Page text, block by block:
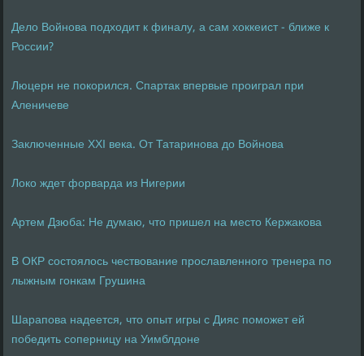
Дело Войнова подходит к финалу, а сам хоккеист - ближе к
России?
Люцерн не покорился. Спартак впервые проиграл при
Аленичеве
Заключенные XXI века. От Татаринова до Войнова
Локо ждет форварда из Нигерии
Артем Дзюба: Не думаю, что пришел на место Кержакова
В ОКР состоялось чествование прославленного тренера по
лыжным гонкам Грушина
Шарапова надеется, что опыт игры с Дияс поможет ей
победить соперницу на Уимблдоне